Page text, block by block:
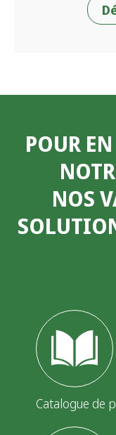
POUR
NOS
Catalogue de